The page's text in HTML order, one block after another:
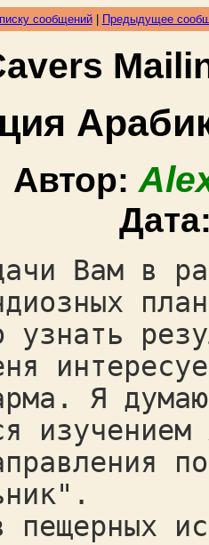
сообщений| Предыдущее
Автор:
Вам в
узнать
Я
пещерных